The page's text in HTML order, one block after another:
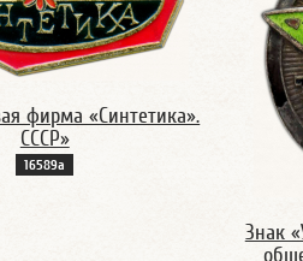
фирма «Синтетика».
СССР»
16589а
Знак